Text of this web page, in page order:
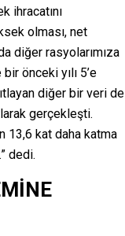
ihracatını
olması, net
diğer rasyolarımıza
önceki yılı 5’e
diğer bir veri de
gerçekleşti.
13,6 kat daha katma
dedi.